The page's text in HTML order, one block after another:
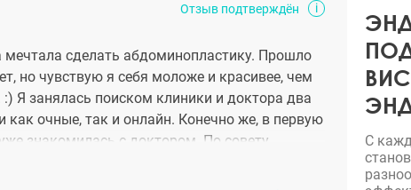
Отзыв подтверждён i
сделать абдоминопластику. Прошло
но чувствую я себя моложе и красивее, чем
Я занялась поиском клиники и доктора два
как очные, так и онлайн. Конечно же, в первую
знакомилась с доктором. По совету
С